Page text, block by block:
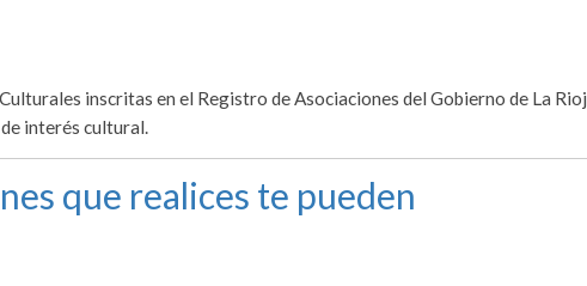
inscritas en el Registro de Asociaciones del Gobierno de La
interés cultural.
que realices te pueden